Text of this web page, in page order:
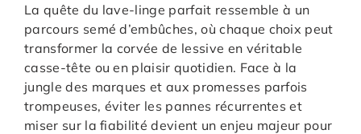
La quête du lave-linge parfait ressemble à un
parcours semé d’embûches, où chaque choix peut
transformer la corvée de lessive en véritable
casse-tête ou en plaisir quotidien. Face à la
jungle des marques et aux promesses parfois
trompeuses, éviter les pannes récurrentes et
miser sur la fiabilité devient un enjeu majeur pour